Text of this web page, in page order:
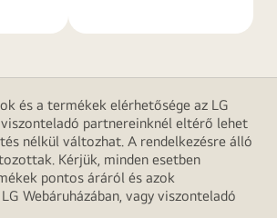
és a termékek elérhetősége az LG
viszonteladó partnereinknél eltérő lehet
nélkül változhat. A rendelkezésre álló
Kérjük, minden esetben
pontos áráról és azok
Webáruházában, vagy viszonteladó